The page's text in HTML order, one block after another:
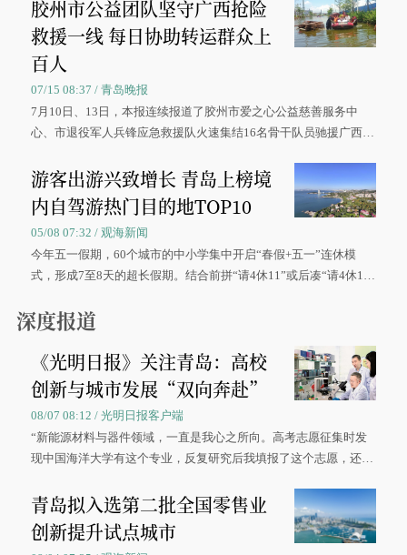
胶州市公益团队坚守广西抢险
救援一线 每日协助转运群众上
百人
07/15 08:37 / 青岛晚报
7月10日、13日，本报连续报道了胶州市爱之心公益慈善服务中
心、市退役军人兵锋应急救援队火速集结16名骨干队员驰援广西灾
游客出游兴致增长 青岛上榜境
内自驾游热门目的地TOP10
05/08 07:32 / 观海新闻
今年五一假期，60个城市的中小学集中开启“春假+五一”连休模
式，形成7至8天的超长假期。结合前拼“请4休11”或后凑“请4休1
深度报道
《光明日报》关注青岛：高校
创新与城市发展“双向奔赴”
08/07 08:12 / 光明日报客户端
“新能源材料与器件领域，一直是我心之所向。高考志愿征集时发
现中国海洋大学有这个专业，反复研究后我填报了这个志愿，还真
大学材料科学与工程学院材料类专业的录取通知书。
青岛拟入选第二批全国零售业
创新提升试点城市